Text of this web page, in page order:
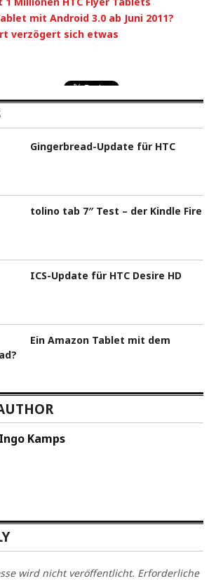
mit Android 3.0 ab Juni 2011?
verzögert sich etwas
Gingerbread-Update für HTC
tolino tab 7″ Test – der Kindle Fire
ICS-Update für HTC Desire HD
Ein Amazon Tablet mit dem
Ingo Kamps
wird nicht veröffentlicht. Erforderliche